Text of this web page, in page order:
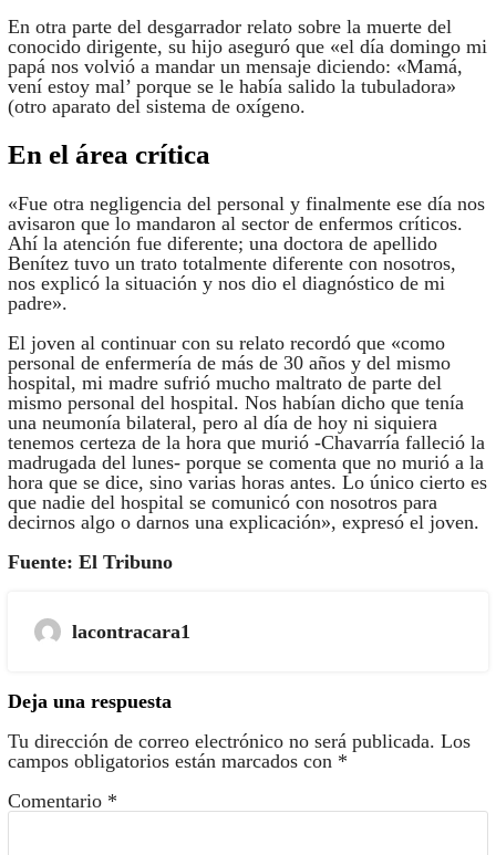
En otra parte del desgarrador relato sobre la muerte del
conocido dirigente, su hijo aseguró que «el día domingo mi
papá nos volvió a mandar un mensaje diciendo: «Mamá,
vení estoy mal’ porque se le había salido la tubuladora»
(otro aparato del sistema de oxígeno.
En el área crítica
«Fue otra negligencia del personal y finalmente ese día nos
avisaron que lo mandaron al sector de enfermos críticos.
Ahí la atención fue diferente; una doctora de apellido
Benítez tuvo un trato totalmente diferente con nosotros,
nos explicó la situación y nos dio el diagnóstico de mi
padre».
El joven al continuar con su relato recordó que «como
personal de enfermería de más de 30 años y del mismo
hospital, mi madre sufrió mucho maltrato de parte del
mismo personal del hospital. Nos habían dicho que tenía
una neumonía bilateral, pero al día de hoy ni siquiera
tenemos certeza de la hora que murió -Chavarría falleció la
madrugada del lunes- porque se comenta que no murió a la
hora que se dice, sino varias horas antes. Lo único cierto es
que nadie del hospital se comunicó con nosotros para
decirnos algo o darnos una explicación», expresó el joven.
Fuente: El Tribuno
lacontracara1
Deja una respuesta
Tu dirección de correo electrónico no será publicada. Los
campos obligatorios están marcados con *
Comentario *